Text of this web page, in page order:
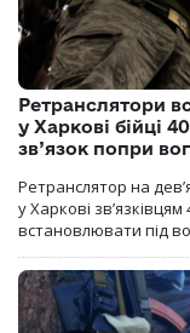
Ретранслятори
у Харкові бійці
зв’язок попри
Ретранслятор на
у Харкові
встановлювати під